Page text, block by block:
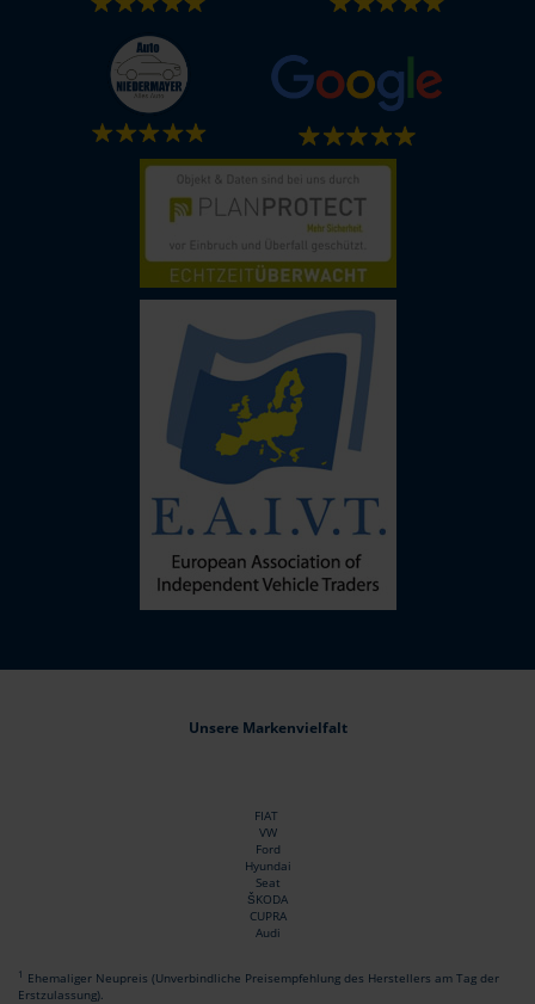
Unsere Markenvielfalt
FIAT
VW
Ford
Hyundai
Seat
ŠKODA
CUPRA
Audi
1 Ehemaliger Neupreis (Unverbindliche Preisempfehlung des Herstellers am Tag der
Erstzulassung).